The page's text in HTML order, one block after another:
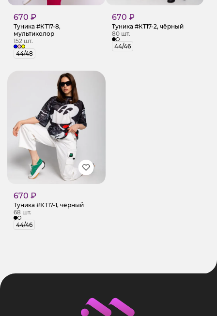
670 ₽
Туника #КТ17-8,
мультиколор
152 шт.
44/48
670 ₽
Туника #КТ17-2, чёрный
80 шт.
44/46
670 ₽
Туника #КТ17-1, чёрный
68 шт.
44/46